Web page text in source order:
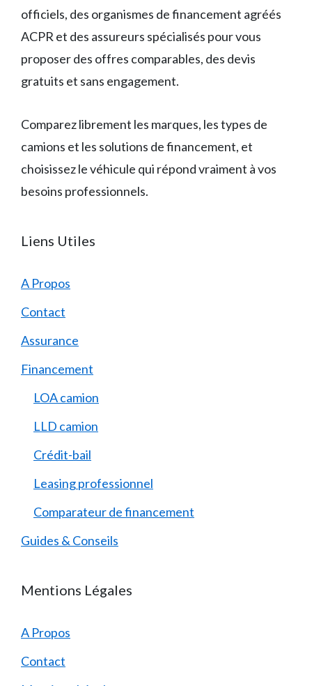
officiels, des organismes de financement agréés
ACPR et des assureurs spécialisés pour vous
proposer des offres comparables, des devis
gratuits et sans engagement.
Comparez librement les marques, les types de
camions et les solutions de financement, et
choisissez le véhicule qui répond vraiment à vos
besoins professionnels.
Liens Utiles
A Propos
Contact
Assurance
Financement
LOA camion
LLD camion
Crédit-bail
Leasing professionnel
Comparateur de financement
Guides & Conseils
Mentions Légales
A Propos
Contact